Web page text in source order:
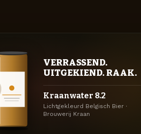
VERRASSEND.
UITGEKIEND. RAAK.
Kraanwater 8.2
Lichtgekleurd Belgisch Bier ·
Brouwerij Kraan